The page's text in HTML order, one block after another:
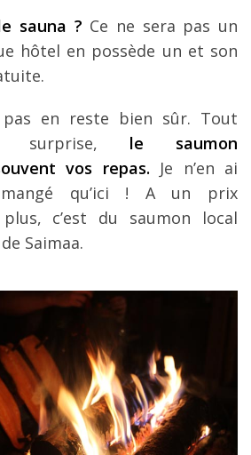
sauna ? Ce ne sera pas un
hôtel en possède un et son
pas en reste bien sûr. Tout
surprise, le saumon
vos repas. Je n’en ai
qu’ici ! A un prix
c’est du saumon local
Saimaa.